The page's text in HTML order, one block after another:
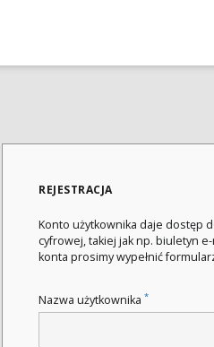
REJESTRACJA
Konto użytkownika daje dostęp
cyfrowej, takiej jak np. biuletyn
konta prosimy wypełnić
Nazwa użytkownika *